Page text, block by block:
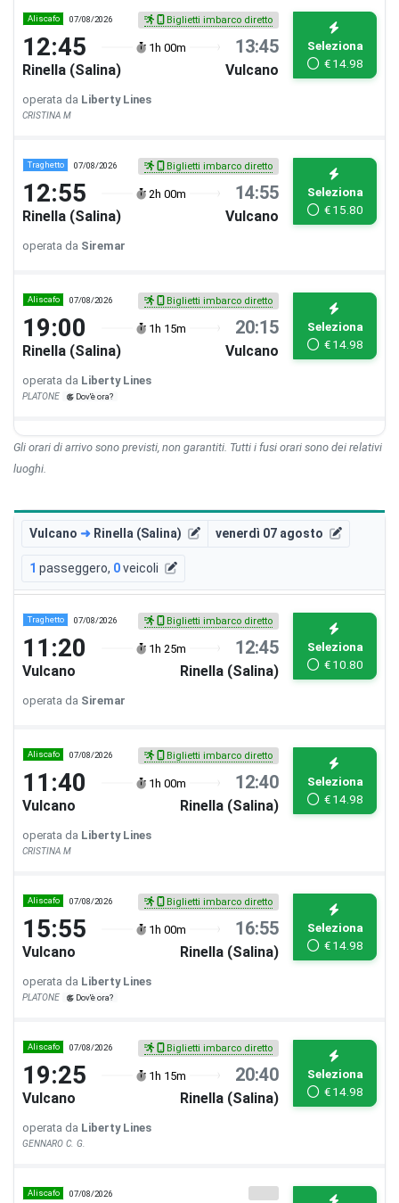
Aliscafo 07/08/2026 Biglietti imbarco diretto
12:45 1h 00m 13:45
Rinella (Salina) Vulcano
Seleziona
€14.98
operata da Liberty Lines
CRISTINA M
Traghetto 07/08/2026 Biglietti imbarco diretto
12:55 2h 00m 14:55
Rinella (Salina) Vulcano
Seleziona
€15.80
operata da Siremar
Aliscafo 07/08/2026 Biglietti imbarco diretto
19:00 1h 15m 20:15
Rinella (Salina) Vulcano
Seleziona
€14.98
operata da Liberty Lines
PLATONE Dov'è ora?
Gli orari di arrivo sono previsti, non garantiti. Tutti i fusi orari sono dei relativi
luoghi.
Vulcano ➜ Rinella (Salina) venerdì 07 agosto
1 passeggero, 0veicoli
Traghetto 07/08/2026 Biglietti imbarco diretto
11:20 1h 25m 12:45
Vulcano Rinella (Salina)
Seleziona
€10.80
operata da Siremar
Aliscafo 07/08/2026 Biglietti imbarco diretto
11:40 1h 00m 12:40
Vulcano Rinella (Salina)
Seleziona
€14.98
operata da Liberty Lines
CRISTINA M
Aliscafo 07/08/2026 Biglietti imbarco diretto
15:55 1h 00m 16:55
Vulcano Rinella (Salina)
Seleziona
€14.98
operata da Liberty Lines
PLATONE Dov'è ora?
Aliscafo 07/08/2026 Biglietti imbarco diretto
19:25 1h 15m 20:40
Vulcano Rinella (Salina)
Seleziona
€14.98
operata da Liberty Lines
GENNARO C. G.
Aliscafo 07/08/2026